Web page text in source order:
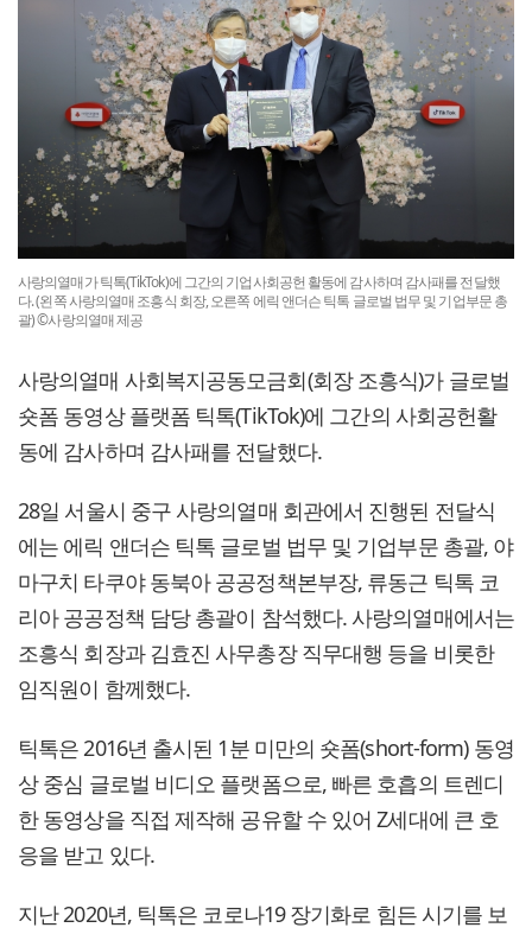
사랑의열매가 틱톡(TikTok)에 그간의 기업사회공헌 활동에 감사하며 감사패를 전달했
다. (왼쪽 사랑의열매 조흥식 회장, 오른쪽 에릭 앤더슨 틱톡 글로벌 법무 및 기업부문 총
괄) ©사랑의열매 제공
사랑의열매 사회복지공동모금회(회장 조흥식)가 글로벌
숏폼 동영상 플랫폼 틱톡(TikTok)에 그간의 사회공헌활
동에 감사하며 감사패를 전달했다.
28일 서울시 중구 사랑의열매 회관에서 진행된 전달식
에는 에릭 앤더슨 틱톡 글로벌 법무 및 기업부문 총괄, 야
마구치 타쿠야 동북아 공공정책본부장, 류동근 틱톡 코
리아 공공정책 담당 총괄이 참석했다. 사랑의열매에서는
조흥식 회장과 김효진 사무총장 직무대행 등을 비롯한
임직원이 함께했다.
틱톡은 2016년 출시된 1분 미만의 숏폼(short-form) 동영
상 중심 글로벌 비디오 플랫폼으로, 빠른 호흡의 트렌디
한 동영상을 직접 제작해 공유할 수 있어 Z세대에 큰 호
응을 받고 있다.
지난 2020년, 틱톡은 코로나19 장기화로 힘든 시기를 보